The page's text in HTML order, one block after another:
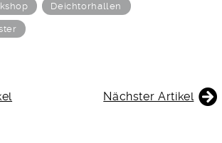
Deichtorhallen
Nächster Artikel